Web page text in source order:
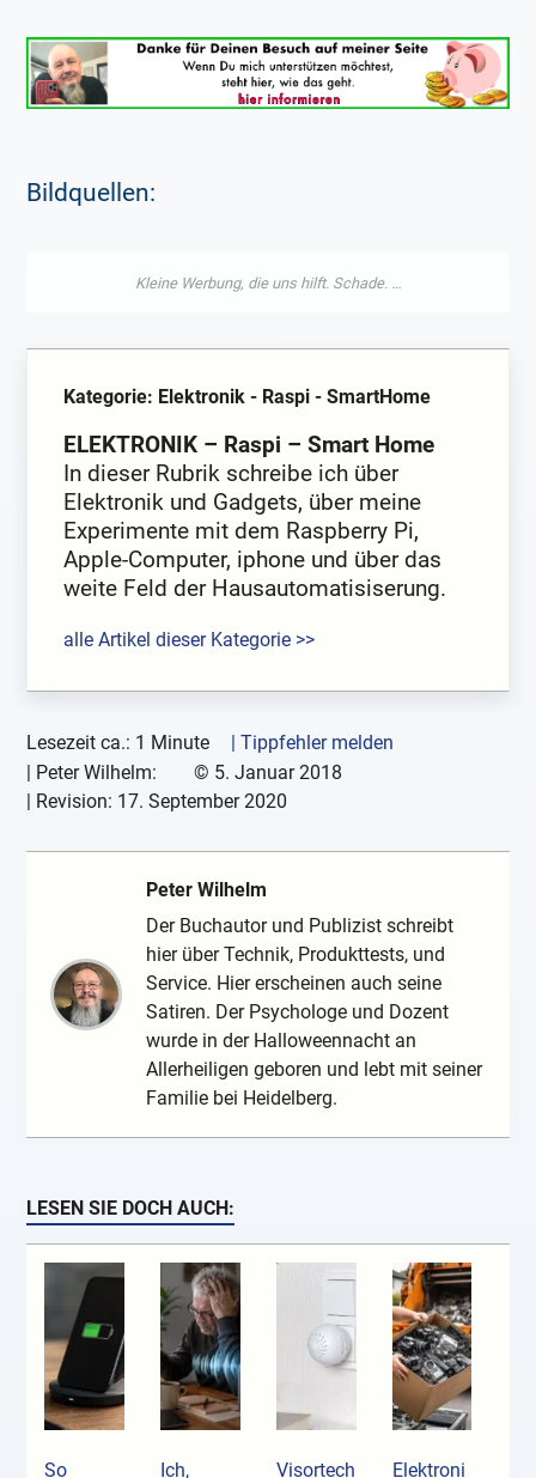
Bildquellen:
Kategorie: Elektronik - Raspi - SmartHome
ELEKTRONIK – Raspi – Smart Home
In dieser Rubrik schreibe ich über
Elektronik und Gadgets, über meine
Experimente mit dem Raspberry Pi,
Apple-Computer, iphone und über das
weite Feld der Hausautomatisiserung.
alle Artikel dieser Kategorie >>
Lesezeit ca.: 1 Minute
| Tippfehler melden
Peter Wilhelm: © 5. Januar 2018
| Revision: 17. September 2020
Peter Wilhelm
Der Buchautor und Publizist schreibt
hier über Technik, Produkttests, und
Service. Hier erscheinen auch seine
Satiren. Der Psychologe und Dozent
wurde in der Halloweennacht an
Allerheiligen geboren und lebt mit seiner
Familie bei Heidelberg.
LESEN SIE DOCH AUCH:
So Ich, Visortech Elektroni